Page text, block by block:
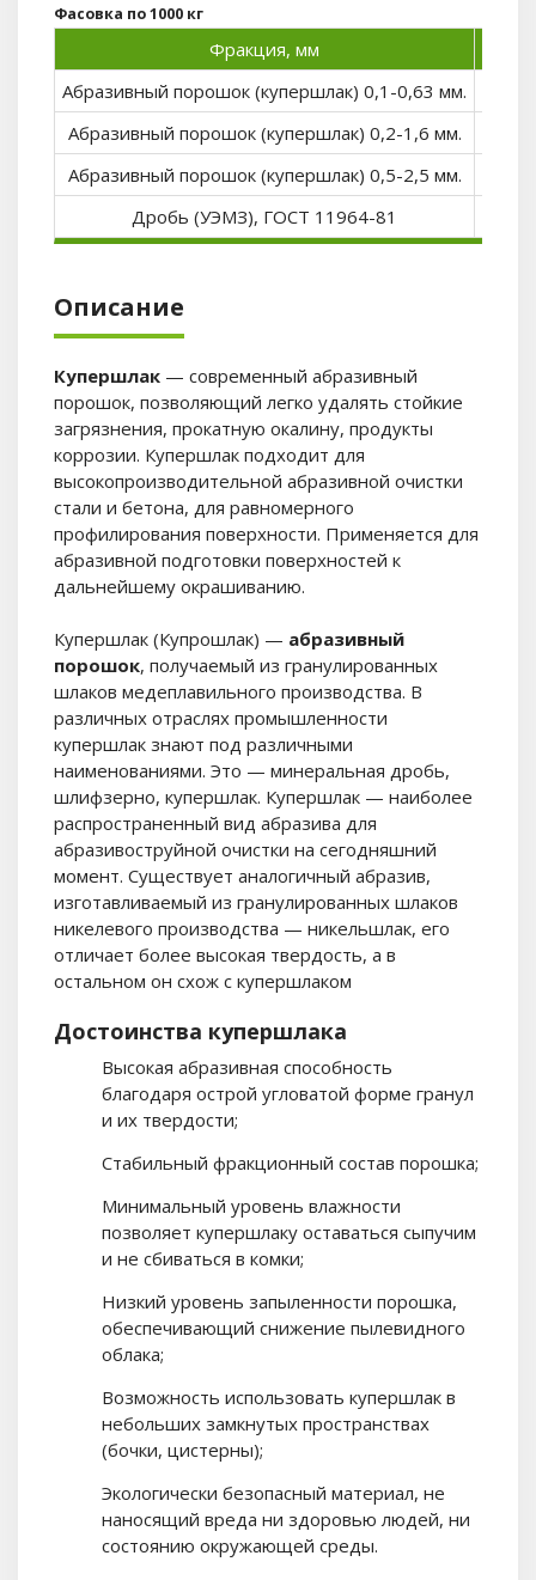
Фасовка по 1000 кг
Фракция, мм
Абразивный порошок (купершлак) 0,1-0,63 мм.
Абразивный порошок (купершлак) 0,2-1,6 мм.
Абразивный порошок (купершлак) 0,5-2,5 мм.
Дробь (УЭМЗ), ГОСТ 11964-81
Описание
Купершлак — современный абразивный
порошок, позволяющий легко удалять стойкие
загрязнения, прокатную окалину, продукты
коррозии. Купершлак подходит для
высокопроизводительной абразивной очистки
стали и бетона, для равномерного
профилирования поверхности. Применяется для
абразивной подготовки поверхностей к
дальнейшему окрашиванию.
Купершлак (Купрошлак) — абразивный
порошок, получаемый из гранулированных
шлаков медеплавильного производства. В
различных отраслях промышленности
купершлак знают под различными
наименованиями. Это — минеральная дробь,
шлифзерно, купершлак. Купершлак — наиболее
распространенный вид абразива для
абразивоструйной очистки на сегодняшний
момент. Существует аналогичный абразив,
изготавливаемый из гранулированных шлаков
никелевого производства — никельшлак, его
отличает более высокая твердость, а в
остальном он схож с купершлаком
Достоинства купершлака
Высокая абразивная способность
благодаря острой угловатой форме гранул
и их твердости;
Стабильный фракционный состав порошка;
Минимальный уровень влажности
позволяет купершлаку оставаться сыпучим
и не сбиваться в комки;
Низкий уровень запыленности порошка,
обеспечивающий снижение пылевидного
облака;
Возможность использовать купершлак в
небольших замкнутых пространствах
(бочки, цистерны);
Экологически безопасный материал, не
наносящий вреда ни здоровью людей, ни
состоянию окружающей среды.